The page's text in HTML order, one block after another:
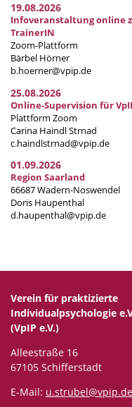
19.08.2026
Infoveranstaltung online
TrainerIN
Zoom-Plattform
Bärbel Hörner
b.hoerner@vpip.de
25.08.2026
Online-Supervision für
Plattform Zoom
Carina Haindl Strnad
c.haindlstrnad@vpip.de
01.09.2026
Region Saarland
66687 Wadern-Noswendel
Doris Haupenthal
d.haupenthal@vpip.de
Verein für praktizierte
Individualpsychologie
(VpIP e.V.)
Alleestraße 16
67105 Schifferstadt
E-Mail: u.strubel@vpip.de